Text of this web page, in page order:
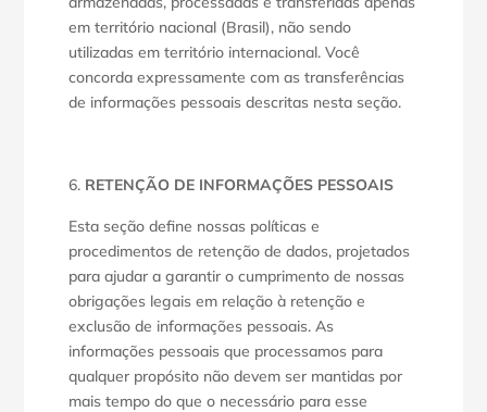
em território nacional (Brasil), não sendo
utilizadas em território internacional. Você
concorda expressamente com as transferências
de informações pessoais descritas nesta seção.
RETENÇÃO DE INFORMAÇÕES PESSOAIS
Esta seção define nossas políticas e
procedimentos de retenção de dados, projetados
para ajudar a garantir o cumprimento de nossas
obrigações legais em relação à retenção e
exclusão de informações pessoais. As
informações pessoais que processamos para
qualquer propósito não devem ser mantidas por
mais tempo do que o necessário para esse